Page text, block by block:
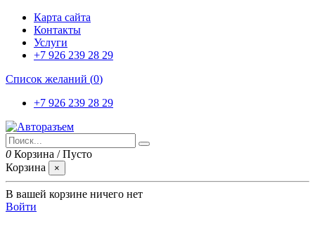
Карта сайта
Контакты
Услуги
+7 926 239 28 29
Список желаний (0)
+7 926 239 28 29
0 Корзина /Пусто
Корзина
×
В вашей корзине ничего нет
Войти